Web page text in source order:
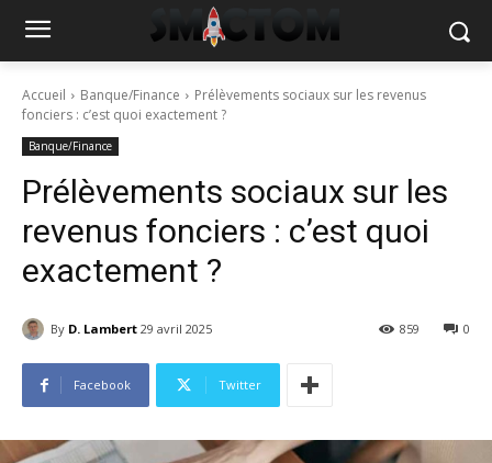
Accueil Banque/Finance
Prélèvements sociaux sur les revenus
fonciers : c’est quoi exactement ?
Banque/Finance
Prélèvements sociaux sur les
revenus fonciers : c’est quoi
exactement ?
By D. Lambert 29 avril 2025 0
859
Facebook Twitter